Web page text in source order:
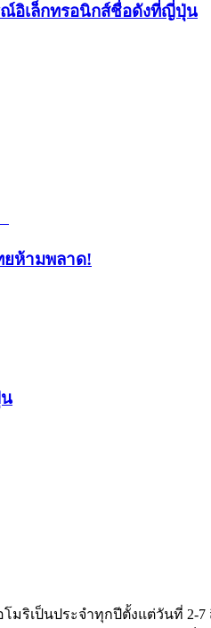
ณ์อิเล็กทรอนิกส์ชื่อดังที่ญี่ปุ่น
ยห้ามพลาด!
มริเป็นประจำทุกปีตั้งแต่วันที่